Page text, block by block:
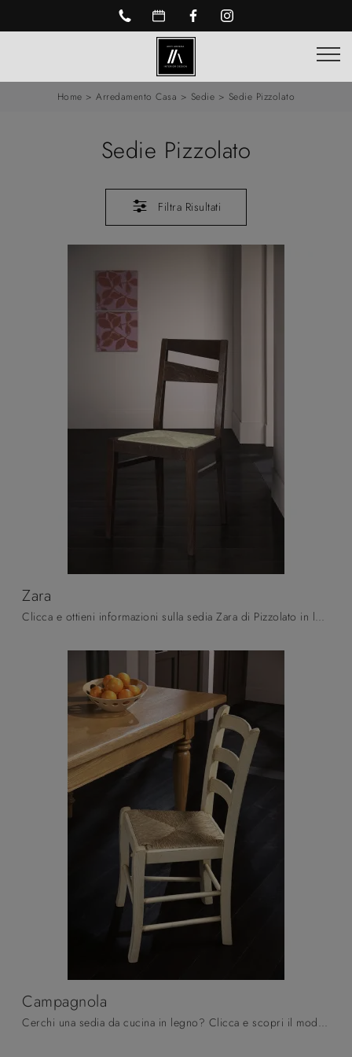
Home >Arredamento Casa > Sedie > Sedie Pizzolato
Sedie Pizzolato
Filtra Risultati
Zara
Clicca e ottieni informazioni sulla sedia Zara di Pizzolato in legno: le più originali Sedie fisse moderne ti attendono.
Campagnola
Cerchi una sedia da cucina in legno? Clicca e scopri il modello Campagnola di Pizzolato per ultimare i tuoi interni ottimamente.